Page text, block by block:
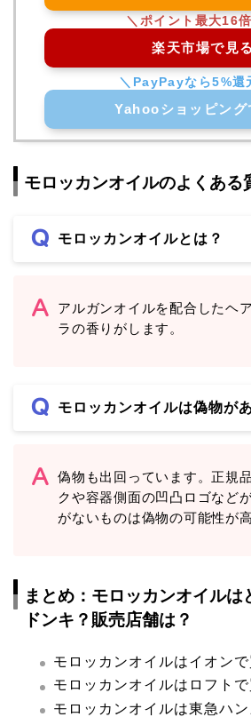
楽天市場で見る
Yahooショッピング
モロッカンオイルのよくある
モロッカンオイルとは？
アルガンオイルを配合したヘ
ラの香りがします。
モロッカンオイルは偽物が
偽物も出回っています。正規
クや容器側面の凹凸ロゴなど
がないものは偽物の可能性が
まとめ：モロッカンオイルは
ドンキ？販売店舗は？
モロッカンオイルはイオンで
モロッカンオイルはロフトで
モロッカンオイルは東急ハ